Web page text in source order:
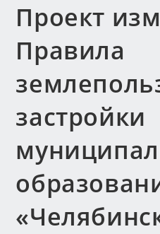
Проект
Правила
застройки